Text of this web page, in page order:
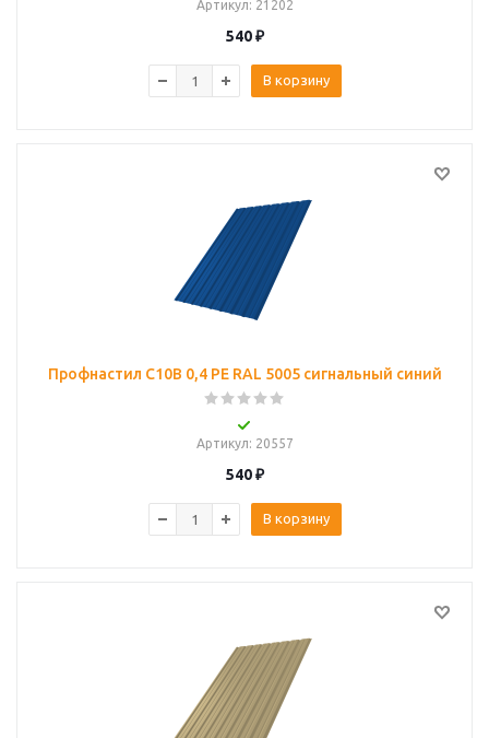
Артикул: 21202
540₽
В корзину
Профнастил С10B 0,4 PE RAL 5005 сигнальный синий
Артикул: 20557
540₽
В корзину